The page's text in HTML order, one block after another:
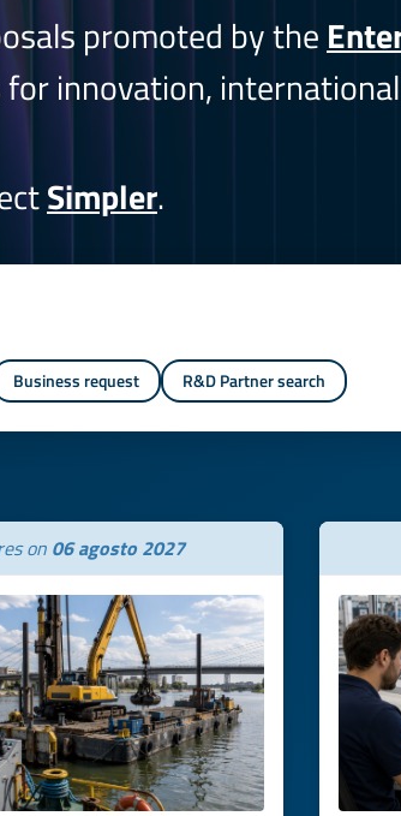
promoted by the
innovation,
Simpler.
Business request R&D Partner search
on 06 agosto 2027